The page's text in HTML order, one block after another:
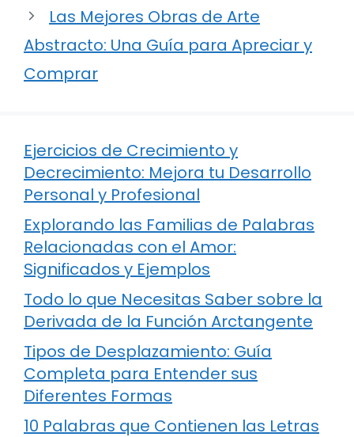
Las Mejores Obras de Arte
Abstracto: Una Guía para Apreciar y
Comprar
Ejercicios de Crecimiento y
Decrecimiento: Mejora tu Desarrollo
Personal y Profesional
Explorando las Familias de Palabras
Relacionadas con el Amor:
Significados y Ejemplos
Todo lo que Necesitas Saber sobre la
Derivada de la Función Arctangente
Tipos de Desplazamiento: Guía
Completa para Entender sus
Diferentes Formas
10 Palabras que Contienen las Letras